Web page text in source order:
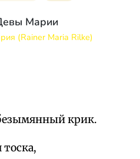
Марии
(Rainer Maria Rilke)
крик.